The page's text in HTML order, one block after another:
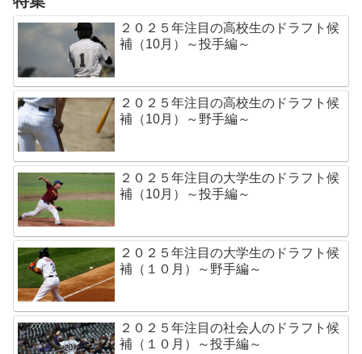
２０２５年注目の高校生のドラフト候
補（10月）～投手編～
２０２５年注目の高校生のドラフト候
補（10月）～野手編～
２０２５年注目の大学生のドラフト候
補（10月）～投手編～
２０２５年注目の大学生のドラフト候
補（１０月）～野手編～
２０２５年注目の社会人のドラフト候
補（１０月）～投手編～